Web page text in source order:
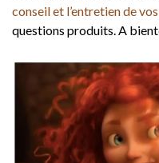
conseil et l’entretien de
questions produits. A